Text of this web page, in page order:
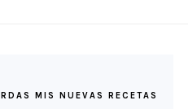
MIS NUEVAS RECETAS